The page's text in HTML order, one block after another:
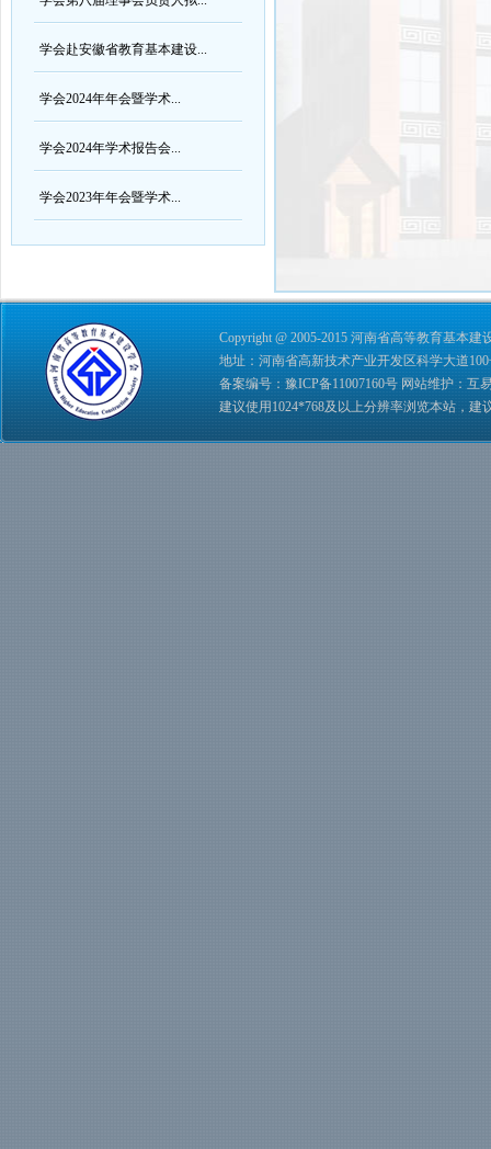
学会赴安徽省教育基本建设...
学会2024年年会暨学术...
学会2024年学术报告会...
学会2023年年会暨学术...
Copyright @ 2005-2015 河南省高等教育基本建
地址：河南省高新技术产业开发区科学大道100
备案编号： 豫ICP备11007160号 网站维护： 互
建议使用1024*768及以上分辨率浏览本站，建